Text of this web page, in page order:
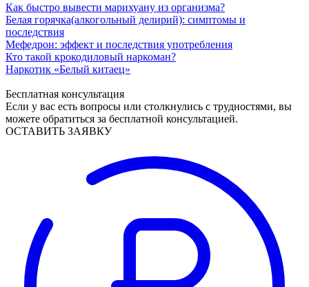
Как быстро вывести марихуану из организма?
Белая горячка(алкогольный делирий): симптомы и
последствия
Мефедрон: эффект и последствия употребления
Кто такой крокодиловый наркоман?
Наркотик «Белый китаец»
Бесплатная консультация
Если у вас есть вопросы или столкнулись с трудностями, вы
можете обратиться за бесплатной консультацией.
ОСТАВИТЬ ЗАЯВКУ